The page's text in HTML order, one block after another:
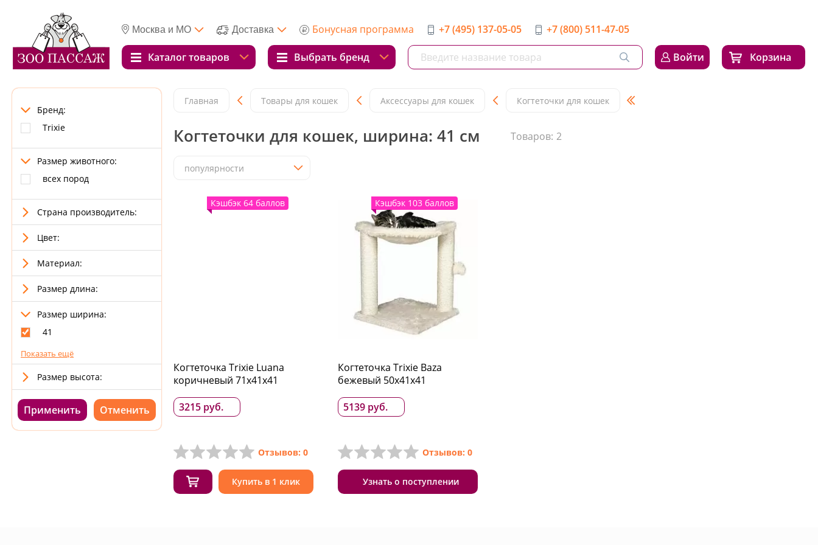
Москва и МО Доставка Бонусная программа +7 (495) 137-05-05 +7 (800) 511-47-05
Каталог товаров Выбрать бренд Войти Корзина
Бренд:
Trixie
Размер животного:
всех пород
Страна производитель:
Цвет:
Материал:
Размер длина:
Размер ширина:
41
Показать ещё
Размер высота:
Применить
Главная Товары для кошек Аксессуары для кошек Когтеточки для кошек
Когтеточки для кошек, ширина: 41 см Товаров: 2
популярности
Кэшбэк 64 баллов
Когтеточка Trixie Luana
коричневый 71x41x41
3215 руб.
Отзывов: 0
Купить в 1 клик
Кэшбэк 103 баллов
Когтеточка Trixie Baza
бежевый 50x41x41
5139 руб.
Отзывов: 0
Узнать о поступлении